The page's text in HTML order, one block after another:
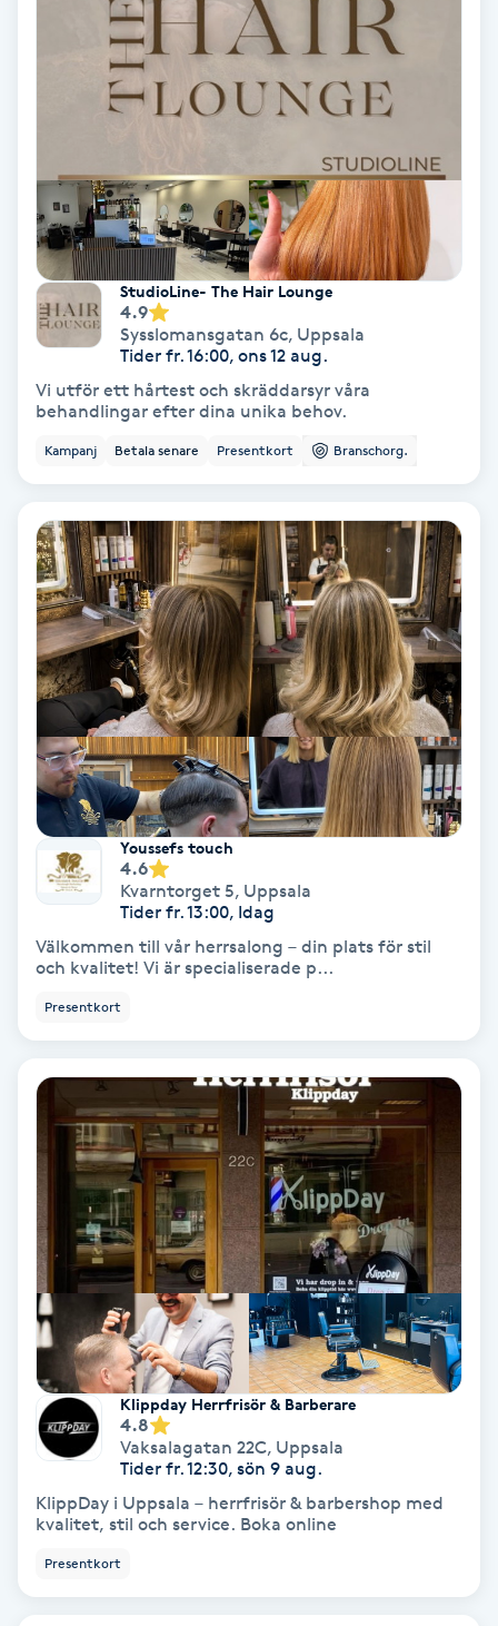
Hollywood Peel
Hot Stone Massage
Hot yoga
Hudföryngring
Huduppstramning
Hypnos
Hårborttagning
Hårbottenbehandling
Hårförlängning
Hårvård
Hälsa
IPL
IPL hårborttagning
IR-massage
Japansk massage
K18
Katun fransar
Kemisk peeling
Keratinbehandling
StudioLine- The Hair Lounge
4.9
Sysslomansgatan 6c, Uppsala
Tider fr. 16:00, ons 12 aug.
Vi utför ett hårtest och skräddarsyr våra
behandlingar efter dina unika behov.
Kampanj Betala senare Presentkort Branschorg.
Youssefs touch
4.6
Kvarntorget 5, Uppsala
Tider fr. 13:00, Idag
Välkommen till vår herrsalong – din plats för stil
och kvalitet! Vi är specialiserade p...
Presentkort
Klippday Herrfrisör & Barberare
4.8
Vaksalagatan 22C, Uppsala
Tider fr. 12:30, sön 9 aug.
KlippDay i Uppsala – herrfrisör & barbershop med
kvalitet, stil och service. Boka online
Presentkort